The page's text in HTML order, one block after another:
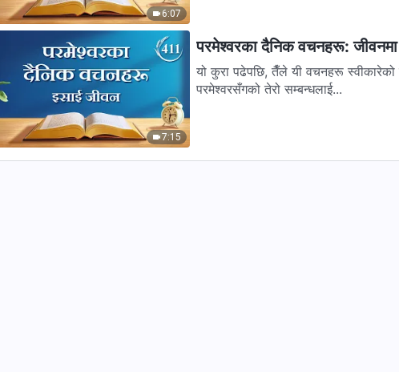
6:07
7:15
परमेश्‍वरका दैनिक वचनहरू:
यो कुरा पढेपछि, तैँले यी वचनहरू स्वीकारेको
परमेश्‍वरसँगको तेरो सम्बन्धलाई...